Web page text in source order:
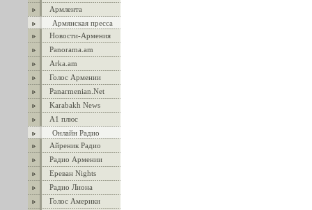
Армлента
Армянская пресса
Новости-Армения
Panorama.am
Arka.am
Голос Армении
Panarmenian.Net
Karabakh News
А1 плюс
Онлайн Радио
Айреник Радио
Радио Армении
Ереван Nights
Радио Лиона
Голос Америки